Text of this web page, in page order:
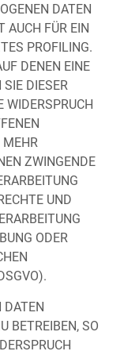
DATEN
AUCH FÜR EIN
PROFILING.
DENEN EINE
DIESER
WIDERSPRUCH
MEHR
ZWINGENDE
UND
ODER
DATEN
BETREIBEN, SO